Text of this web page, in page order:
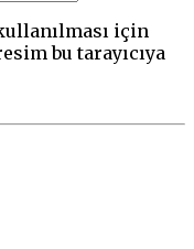
için
bu tarayıcıya